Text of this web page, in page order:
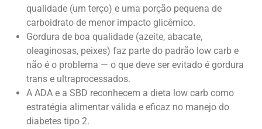
qualidade (um terço) e uma porção pequena de
carboidrato de menor impacto glicêmico.
Gordura de boa qualidade (azeite, abacate,
oleaginosas, peixes) faz parte do padrão low carb e
não é o problema — o que deve ser evitado é gordura
trans e ultraprocessados.
A ADA e a SBD reconhecem a dieta low carb como
estratégia alimentar válida e eficaz no manejo do
diabetes tipo 2.